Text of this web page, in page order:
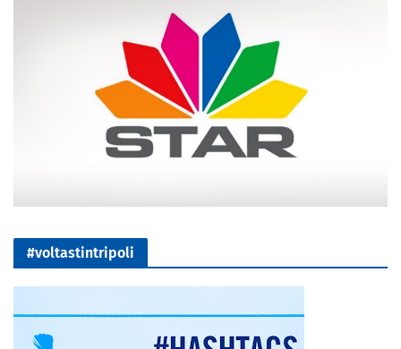
#voltastintripoli